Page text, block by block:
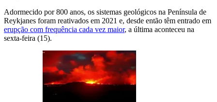
Adormecido por 800 anos, os sistemas geológicos na Península de
Reykjanes foram reativados em 2021 e, desde então têm entrado em
erupção com frequência cada vez maior, a última aconteceu na
sexta-feira (15).